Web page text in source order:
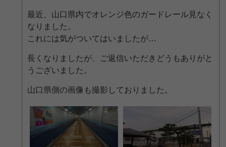
最近、山口県内でオレンジ色のガードレール見なく
なりました。
これには気がついてはいましたが…
長くなりましたが、ご返信いただきどうもありがと
うございました。
山口県側の画像も撮影しておりました。